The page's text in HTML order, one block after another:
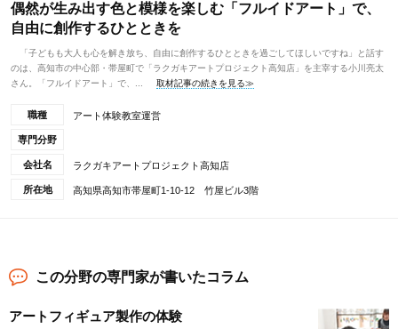
偶然が生み出す色と模様を楽しむ「フルイドアート」で、
自由に創作するひとときを
「子どもも大人も心を解き放ち、自由に創作するひとときを過ごしてほしいですね」と話す
のは、高知市の中心部・帯屋町で「ラクガキアートプロジェクト高知店」を主宰する小川亮太
さん。「フルイドアート」で、...
取材記事の続きを見る≫
職種 アート体験教室運営
専門分野
会社名 ラクガキアートプロジェクト高知店
所在地 高知県高知市帯屋町1-10-12 竹屋ビル3階
この分野の専門家が書いたコラム
アートフィギュア製作の体験